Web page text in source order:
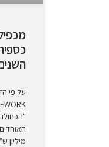
על פי
מיליון